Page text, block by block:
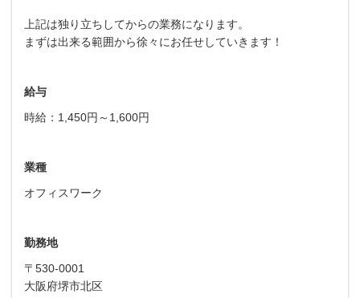
上記は独り立ちしてからの業務になります。
まずは出来る範囲から徐々にお任せしていきます！
給与
時給：1,450円～1,600円
業種
オフィスワーク
勤務地
〒530-0001
大阪府堺市北区